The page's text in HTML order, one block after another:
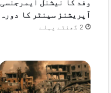
وفد کا نیشنل ایمرجنسی
آپریشنز سینٹر کا دورہ
2 گھنٹے پہلے